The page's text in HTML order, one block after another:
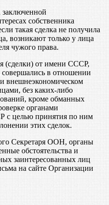
заключенной
собственника
такая сделка не получила
возникают только у лица
чужого права.
(сделки) от имени СССР,
совершались в отношении
внешнеэкономическом
без каких-либо
кроме обманных
органами
с целью принятия по ним
этих сделок.
Секретаря ООН, органы
обстоятельства и
заинтересованных лиц
на сайте Организации